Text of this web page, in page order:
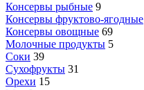
Консервы рыбные 9
Консервы фруктово-ягодные
Консервы овощные 69
Молочные продукты 5
Соки 39
Сухофрукты 31
Орехи 15